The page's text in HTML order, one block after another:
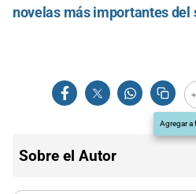
novelas más importantes del
Agregar a
Sobre el Autor